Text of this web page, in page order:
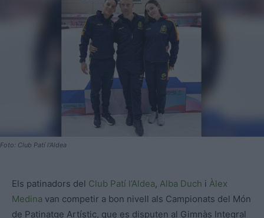
Foto: Club Patí l'Aldea
Els patinadors del Club Patí l’Aldea, Alba Duch i Àlex
Medina van competir a bon nivell als Campionats del Món
de Patinatge Artístic, que es disputen al Gimnàs Integral